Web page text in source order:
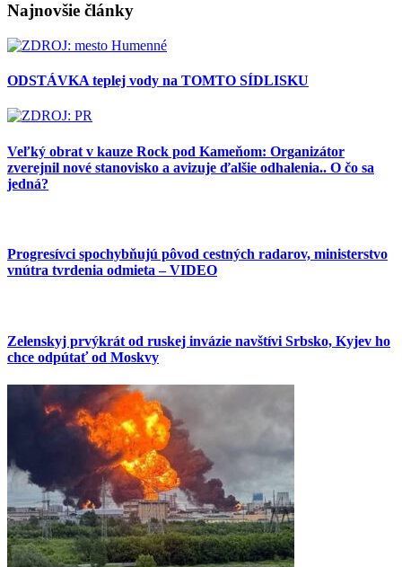
Najnovšie články
ODSTÁVKA teplej vody na TOMTO SÍDLISKU
Veľký obrat v kauze Rock pod Kameňom: Organizátor
zverejnil nové stanovisko a avizuje ďalšie odhalenia.. O čo sa
jedná?
Progresívci spochybňujú pôvod cestných radarov, ministerstvo
vnútra tvrdenia odmieta – VIDEO
Zelenskyj prvýkrát od ruskej invázie navštívi Srbsko, Kyjev ho
chce odpútať od Moskvy